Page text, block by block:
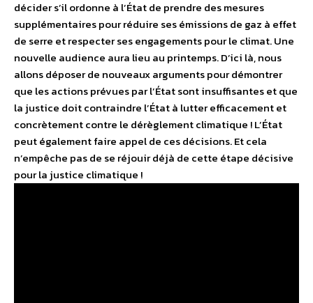
décider s’il ordonne à l’État de prendre des mesures
supplémentaires pour réduire ses émissions de gaz à effet
de serre et respecter ses engagements pour le climat. Une
nouvelle audience aura lieu au printemps. D’ici là, nous
allons déposer de nouveaux arguments pour démontrer
que les actions prévues par l’État sont insuffisantes et que
la justice doit contraindre l’État à lutter efficacement et
concrètement contre le dérèglement climatique ! L’État
peut également faire appel de ces décisions. Et cela
n’empêche pas de se réjouir déjà de cette étape décisive
pour la justice climatique !